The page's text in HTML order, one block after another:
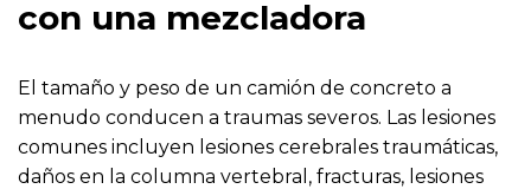
con una mezcladora
El tamaño y peso de un camión de concreto a
menudo conducen a traumas severos. Las lesiones
comunes incluyen lesiones cerebrales traumáticas,
daños en la columna vertebral, fracturas, lesiones